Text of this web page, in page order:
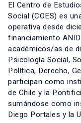
El Centro de
Social (COES) es
operativa desde
financiamiento
académicos/as de
Psicología Social,
Política, Derecho,
participan como
de Chile y la
sumándose como
Diego Portales y la